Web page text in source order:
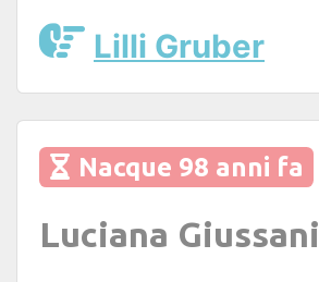
Lilli Gruber
Nacque 98 anni fa
Luciana Giussani